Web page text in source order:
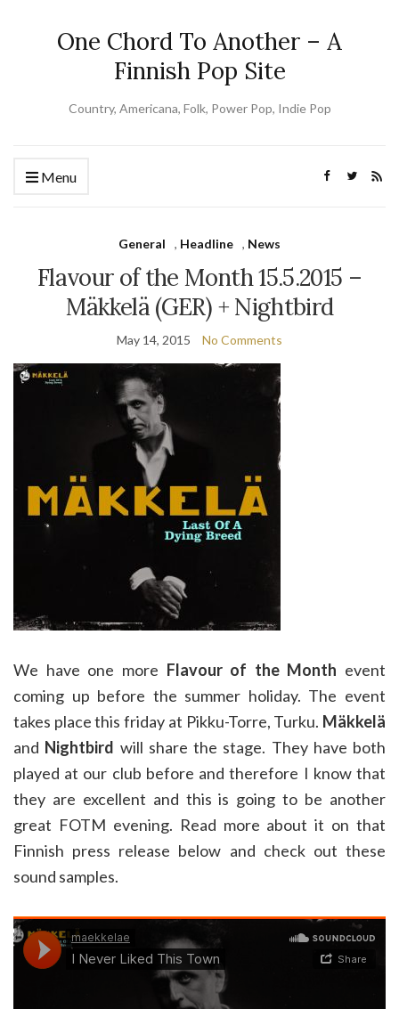
One Chord To Another – A
Finnish Pop Site
Country, Americana, Folk, Power Pop, Indie Pop
Menu
General , Headline , News
Flavour of the Month 15.5.2015 –
Mäkkelä (GER) + Nightbird
May 14, 2015 No Comments
We have one more Flavour of the Month event
coming up before the summer holiday. The event
takes place this friday at Pikku-Torre, Turku. Mäkkelä
and Nightbird will share the stage. They have both
played at our club before and therefore I know that
they are excellent and this is going to be another
great FOTM evening. Read more about it on that
Finnish press release below and check out these
sound samples.